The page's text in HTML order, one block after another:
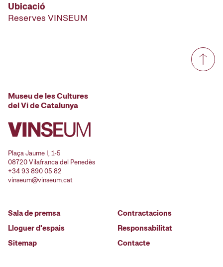
Ubicació
Reserves VINSEUM
Museu de les Cultures
del Vi de Catalunya
Plaça Jaume I, 1-5
08720 Vilafranca del Penedès
+34 93 890 05 82
vinseum@vinseum.cat
Sala de premsa
Lloguer d'espais
Sitemap
Contractacions
Responsabilitat
Contacte